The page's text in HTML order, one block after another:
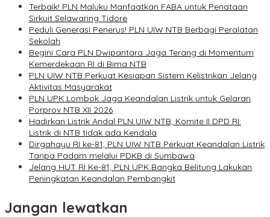
Terbaik! PLN Maluku Manfaatkan FABA untuk Penataan
Sirkuit Selawaring Tidore
Peduli Generasi Penerus! PLN UIW NTB Berbagi Peralatan
Sekolah
Begini Cara PLN Dwipantara Jaga Terang di Momentum
Kemerdekaan RI di Bima NTB
PLN UIW NTB Perkuat Kesiapan Sistem Kelistrikan Jelang
Aktivitas Masyarakat
PLN UPK Lombok Jaga Keandalan Listrik untuk Gelaran
Porprov NTB XII 2026
Hadirkan Listrik Andal PLN UIW NTB, Komite II DPD RI:
Listrik di NTB tidak ada Kendala
Dirgahayu RI ke-81, PLN UIW NTB Perkuat Keandalan Listrik
Tanpa Padam melalui PDKB di Sumbawa
Jelang HUT RI Ke-81, PLN UPK Bangka Belitung Lakukan
Peningkatan Keandalan Pembangkit
Jangan lewatkan